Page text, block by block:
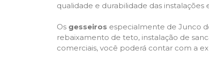
qualidade e durabilidade das instalações
Os gesseiros especialmente de Junco
rebaixamento de teto, instalação de
comerciais, você poderá contar com a